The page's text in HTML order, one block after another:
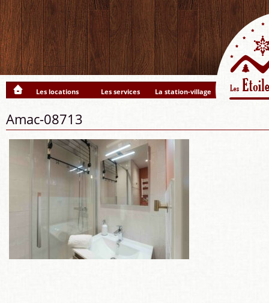
Les locations Les services La station-village
Amac-08713